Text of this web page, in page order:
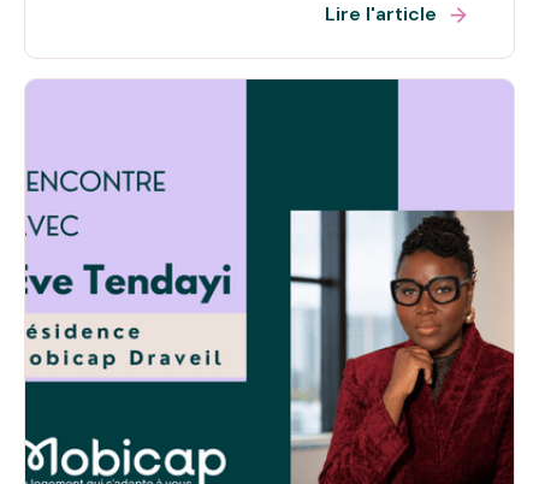
Lire l'article